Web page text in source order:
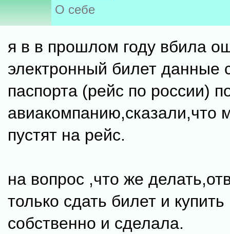
О себе
я в в прошлом году вбила
электронный билет данные
паспорта (рейс по россии)
авиакомпанию,сказали,что
пустят на рейс.
на вопрос ,что же
только сдать билет и
собственно и сделала.